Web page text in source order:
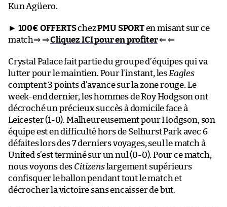
Kun Agüero.
► 100€ OFFERTSchezPMU SPORTen misant sur ce
match⇒ ⇒Cliquez ICI pour en profiter⇐ ⇐
Crystal Palace fait partie du groupe d’équipes qui va
lutter pour le maintien. Pour l’instant, les Eagles
comptent 3 points d’avance sur la zone rouge. Le
week-end dernier, les hommes de Roy Hodgson ont
décroché un précieux succès à domicile face à
Leicester (1-0). Malheureusement pour Hodgson, son
équipe est en difficulté hors de Selhurst Park avec 6
défaites lors des 7 derniers voyages, seul le match à
United s’est terminé sur un nul (0-0). Pour ce match,
nous voyons des Citizenslargement supérieurs
confisquer le ballon pendant tout le match et
décrocher la victoire sans encaisser de but.